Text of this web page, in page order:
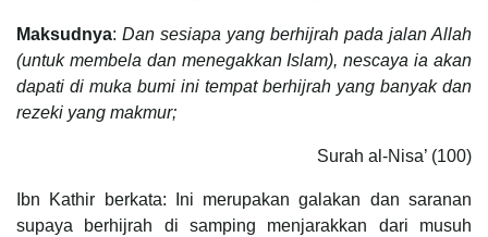
Maksudnya: Dan sesiapa yang berhijrah pada jalan Allah
(untuk membela dan menegakkan Islam), nescaya ia akan
dapati di muka bumi ini tempat berhijrah yang banyak dan
rezeki yang makmur;
Surah al-Nisa’ (100)
Ibn Kathir berkata: Ini merupakan galakan dan saranan
supaya berhijrah di samping menjarakkan dari musuh